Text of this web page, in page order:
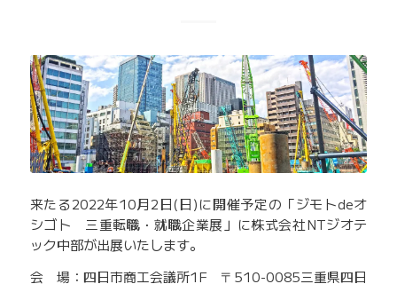
来たる2022年10月2日(日)に開催予定の「ジモトdeオ
シゴト 三重転職・就職企業展」に株式会社NTジオテ
ック中部が出展いたします。
会 場：四日市商工会議所1F 〒510-0085三重県四日